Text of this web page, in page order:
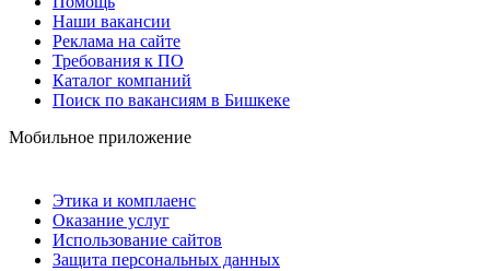
Наши вакансии
Реклама на сайте
Требования к ПО
Каталог компаний
Поиск по вакансиям в Бишкеке
Мобильное приложение
Этика и комплаенс
Оказание услуг
Использование сайтов
Защита персональных данных